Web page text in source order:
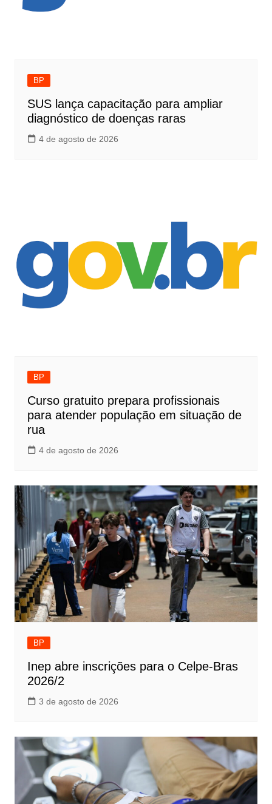
BP
SUS lança capacitação para ampliar
diagnóstico de doenças raras
4 de agosto de 2026
BP
Curso gratuito prepara profissionais
para atender população em situação de
rua
4 de agosto de 2026
BP
Inep abre inscrições para o Celpe-Bras
2026/2
3 de agosto de 2026